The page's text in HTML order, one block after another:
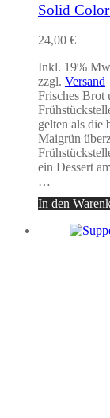
Solid
24,00 €
Inkl. 19%
zzgl. Versand
Frisches Brot
gelten als die
Maigrün
ein Dessert
…
In den